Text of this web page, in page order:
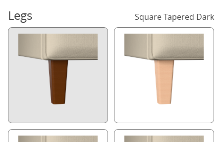
Legs Square Tapered Dark